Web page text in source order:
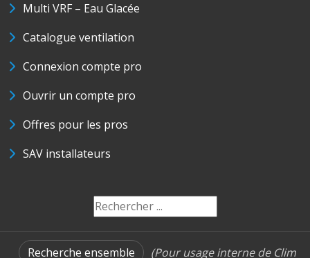
Multi VRF – Eau Glacée
Catalogue ventilation
Connexion compte pro
Ouvrir un compte pro
Offres pour les pros
SAV installateurs
Recherche ensemble (Pour usage interne de Clim